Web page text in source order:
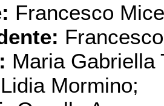
Francesco
Maria Gabriella
Lidia Mormino;